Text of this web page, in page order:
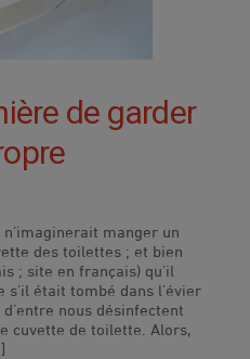
de garder
manger un
des toilettes ; et bien
; site en français) qu’il
était tombé dans l’évier
nous désinfectent
cuvette de toilette. Alors,